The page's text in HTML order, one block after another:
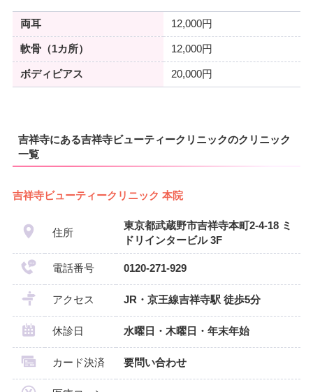
両耳 12,000円
軟骨（1カ所） 12,000円
ボディピアス 20,000円
吉祥寺にある吉祥寺ビューティークリニックのクリニック
一覧
吉祥寺ビューティークリニック 本院
住所
東京都武蔵野市吉祥寺本町2-4-18 ミ
ドリインタービル 3F
電話番号 0120-271-929
アクセス JR・京王線吉祥寺駅 徒歩5分
休診日 水曜日・木曜日・年末年始
カード決済 要問い合わせ